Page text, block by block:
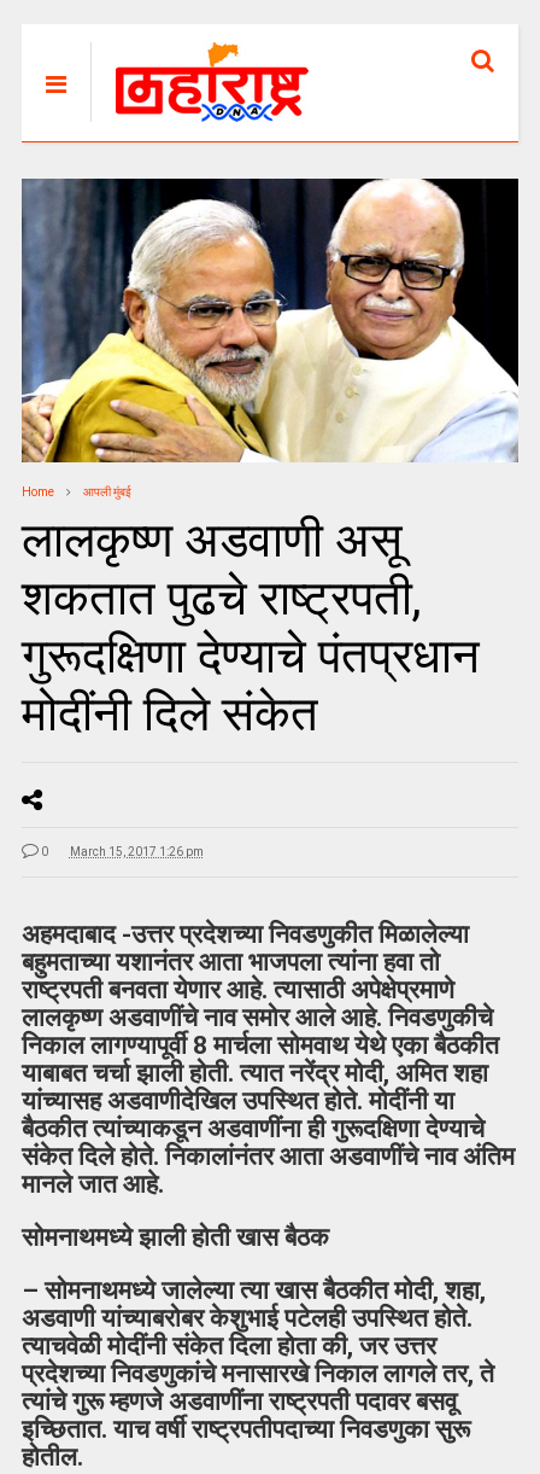
Home आपली मुंबई
लालकृष्ण अडवाणी असू
शकतात पुढचे राष्ट्रपती,
गुरूदक्षिणा देण्याचे पंतप्रधान
मोदींनी दिले संकेत
0 March 15, 2017 1:26 pm
अहमदाबाद -उत्तर प्रदेशच्या निवडणुकीत मिळालेल्या
बहुमताच्या यशानंतर आता भाजपला त्यांना हवा तो
राष्ट्रपती बनवता येणार आहे. त्यासाठी अपेक्षेप्रमाणे
लालकृष्ण अडवाणींचे नाव समोर आले आहे. निवडणुकीचे
निकाल लागण्यापूर्वी 8 मार्चला सोमवाथ येथे एका बैठकीत
याबाबत चर्चा झाली होती. त्यात नरेंद्र मोदी, अमित शहा
यांच्यासह अडवाणीदेखिल उपस्थित होते. मोदींनी या
बैठकीत त्यांच्याकडून अडवाणींना ही गुरूदक्षिणा देण्याचे
संकेत दिले होते. निकालांनंतर आता अडवाणींचे नाव अंतिम
मानले जात आहे.
सोमनाथमध्ये झाली होती खास बैठक
– सोमनाथमध्ये जालेल्या त्या खास बैठकीत मोदी, शहा,
अडवाणी यांच्याबरोबर केशुभाई पटेलही उपस्थित होते.
त्याचवेळी मोदींनी संकेत दिला होता की, जर उत्तर
प्रदेशच्या निवडणुकांचे मनासारखे निकाल लागले तर, ते
त्यांचे गुरू म्हणजे अडवाणींना राष्ट्रपती पदावर बसवू
इच्छितात. याच वर्षी राष्ट्रपतीपदाच्या निवडणुका सुरू
होतील.